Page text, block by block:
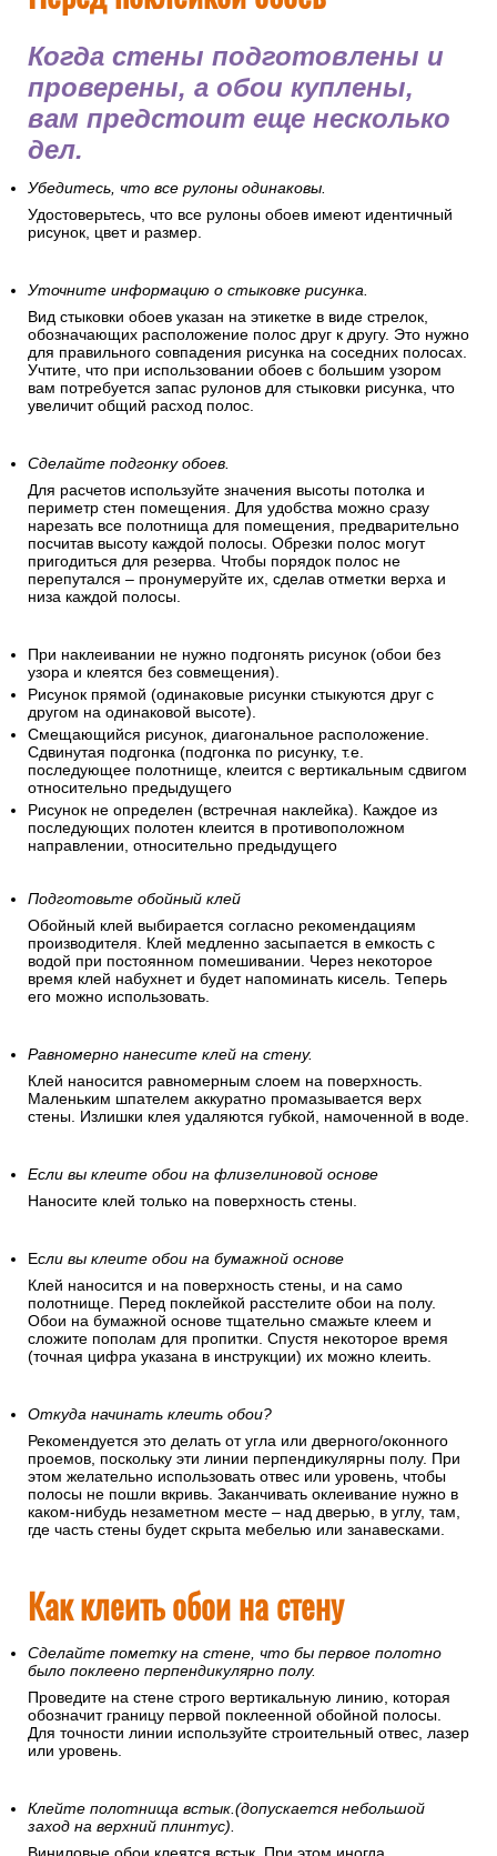
Когда стены подготовлены и
проверены, а обои куплены,
вам предстоит еще несколько
дел.
Убедитесь, что все рулоны одинаковы.
Удостоверьтесь, что все рулоны обоев имеют идентичный
рисунок, цвет и размер.
Уточните информацию о стыковке рисунка.
Вид стыковки обоев указан на этикетке в виде стрелок,
обозначающих расположение полос друг к другу. Это нужно
для правильного совпадения рисунка на соседних полосах.
Учтите, что при использовании обоев с большим узором
вам потребуется запас рулонов для стыковки рисунка, что
увеличит общий расход полос.
Сделайте подгонку обоев.
Для расчетов используйте значения высоты потолка и
периметр стен помещения. Для удобства можно сразу
нарезать все полотнища для помещения, предварительно
посчитав высоту каждой полосы. Обрезки полос могут
пригодиться для резерва. Чтобы порядок полос не
перепутался – пронумеруйте их, сделав отметки верха и
низа каждой полосы.
При наклеивании не нужно подгонять рисунок (обои без
узора и клеятся без совмещения).
Рисунок прямой (одинаковые рисунки стыкуются друг с
другом на одинаковой высоте).
Смещающийся рисунок, диагональное расположение.
Сдвинутая подгонка (подгонка по рисунку, т.е.
последующее полотнище, клеится с вертикальным сдвигом
относительно предыдущего
Рисунок не определен (встречная наклейка). Каждое из
последующих полотен клеится в противоположном
направлении, относительно предыдущего
Подготовьте обойный клей
Обойный клей выбирается согласно рекомендациям
производителя. Клей медленно засыпается в емкость с
водой при постоянном помешивании. Через некоторое
время клей набухнет и будет напоминать кисель. Теперь
его можно использовать.
Равномерно нанесите клей на стену.
Клей наносится равномерным слоем на поверхность.
Маленьким шпателем аккуратно промазывается верх
стены. Излишки клея удаляются губкой, намоченной в воде.
Если вы клеите обои на флизелиновой основе
Наносите клей только на поверхность стены.
Если вы клеите обои на бумажной основе
Клей наносится и на поверхность стены, и на само
полотнище. Перед поклейкой расстелите обои на полу.
Обои на бумажной основе тщательно смажьте клеем и
сложите пополам для пропитки. Спустя некоторое время
(точная цифра указана в инструкции) их можно клеить.
Откуда начинать клеить обои?
Рекомендуется это делать от угла или дверного/оконного
проемов, поскольку эти линии перпендикулярны полу. При
этом желательно использовать отвес или уровень, чтобы
полосы не пошли вкривь. Заканчивать оклеивание нужно в
каком-нибудь незаметном месте – над дверью, в углу, там,
где часть стены будет скрыта мебелью или занавесками.
Как клеить обои на стену
Сделайте пометку на стене, что бы первое полотно
было поклеено перпендикулярно полу.
Проведите на стене строго вертикальную линию, которая
обозначит границу первой поклеенной обойной полосы.
Для точности линии используйте строительный отвес, лазер
или уровень.
Клейте полотнища встык.(допускается небольшой
заход на верхний плинтус).